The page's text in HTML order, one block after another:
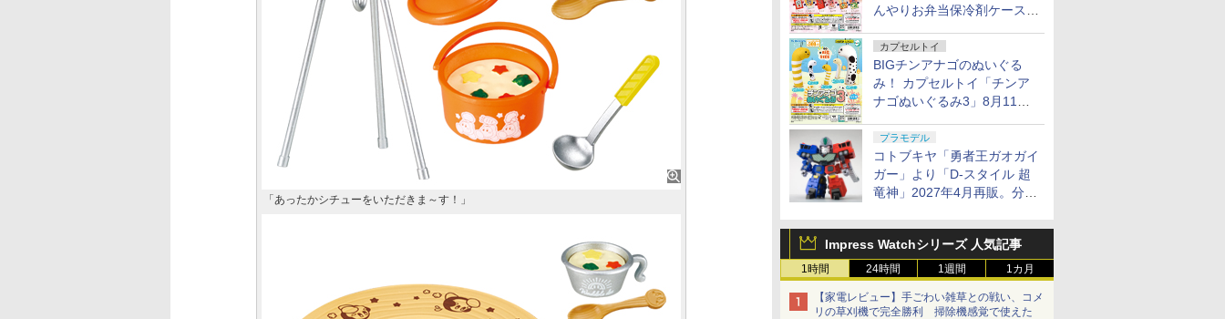
んやりお弁当保冷剤ケース
カプセルトイ
BIGチンアナゴのぬいぐる
み！ カプセルトイ「チンア
ナゴぬいぐるみ3」8月11日
プラモデル
コトブキヤ「勇者王ガオガイ
ガー」より「D-スタイル 超
竜神」2027年4月再販。分離
Impress Watchシリーズ 人気記事
1時間 24時間 1週間 1カ月
【家電レビュー】手ごわい雑草との戦い、コメ
リの草刈機で完全勝利 掃除機感覚で使えた
「あったかシチューをいただきま～す！」